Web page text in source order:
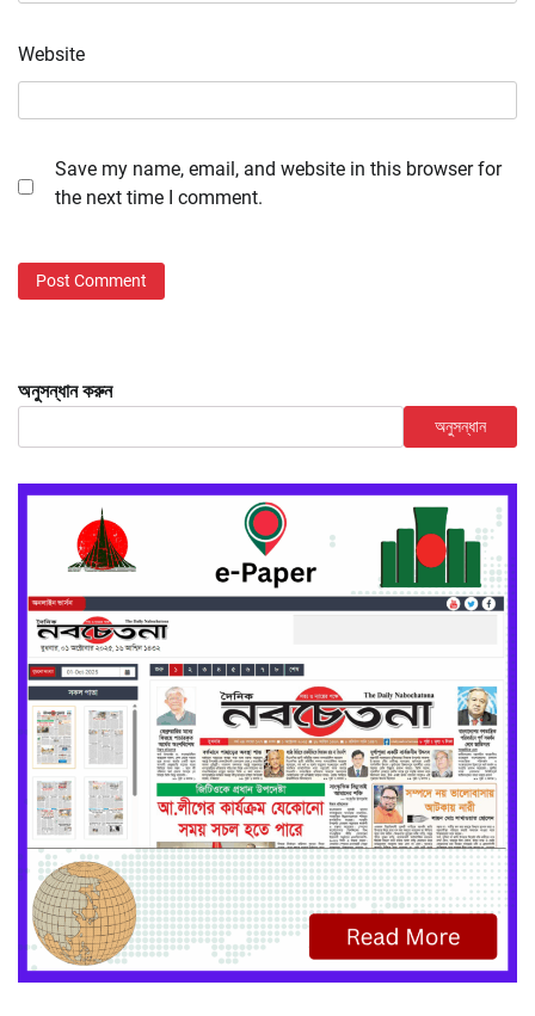
Website
Save my name, email, and website in this browser for
the next time I comment.
অনুসন্ধান করুন
অনুসন্ধান